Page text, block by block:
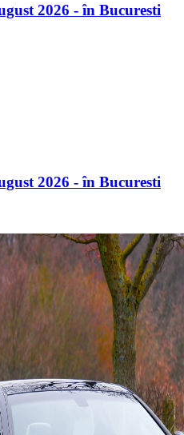
2026 - în Bucuresti
2026 - în Bucuresti